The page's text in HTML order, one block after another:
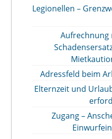
Legionellen –
Adressfeld beim
Elternzeit und
Zugang –